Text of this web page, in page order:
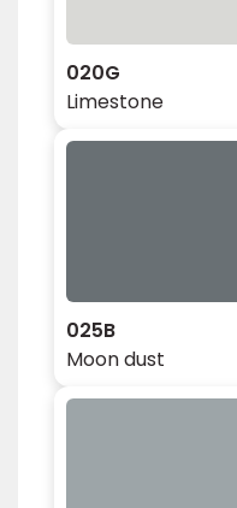
020G
Limestone
025B
Moon dust